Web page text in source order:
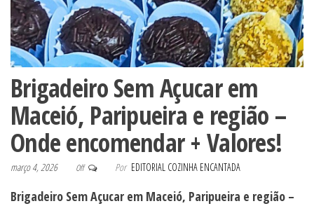
Brigadeiro Sem Açucar em
Maceió, Paripueira e região –
Onde encomendar + Valores!
março 4, 2026 Off Por EDITORIAL COZINHA ENCANTADA
Brigadeiro Sem Açucar em Maceió, Paripueira e região –